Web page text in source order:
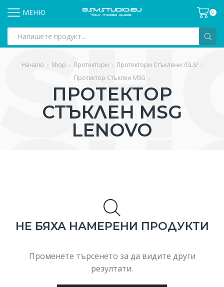
МЕНЮ 0
input
Начало Shop Протектори
Протектори Стъклени /GLS/
Протектор Стъклен MSG
ПРОТЕКТОР
СТЪКЛЕН MSG
LENOVO
НЕ БЯХА НАМЕРЕНИ ПРОДУКТИ
Променете търсенето за да видите други
резултати.